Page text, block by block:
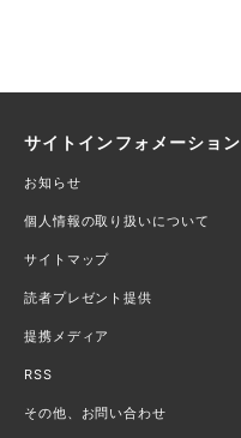
サイトインフォメーション
お知らせ
個人情報の取り扱いについて
サイトマップ
読者プレゼント提供
提携メディア
RSS
その他、お問い合わせ